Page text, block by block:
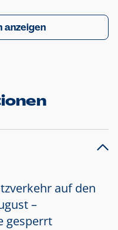
anzeigen
auf den
–
gesperrt